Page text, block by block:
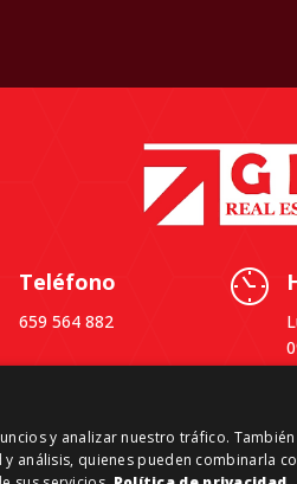
Teléfono
659 564 882
y analizar nuestro tráfico.
análisis, quienes pueden combinarla